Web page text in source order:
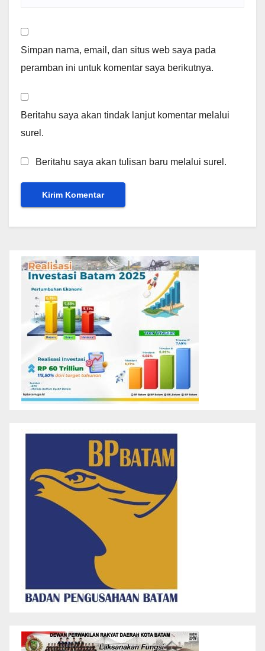
Simpan nama, email, dan situs web saya pada
peramban ini untuk komentar saya berikutnya.
Beritahu saya akan tindak lanjut komentar melalui
surel.
Beritahu saya akan tulisan baru melalui surel.